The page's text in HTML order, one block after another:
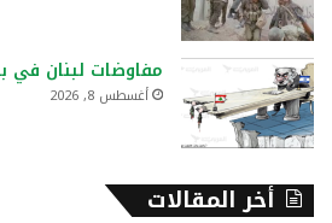
مفاوضات لبنان في
أغسطس 8, 2026
أخر المقالات